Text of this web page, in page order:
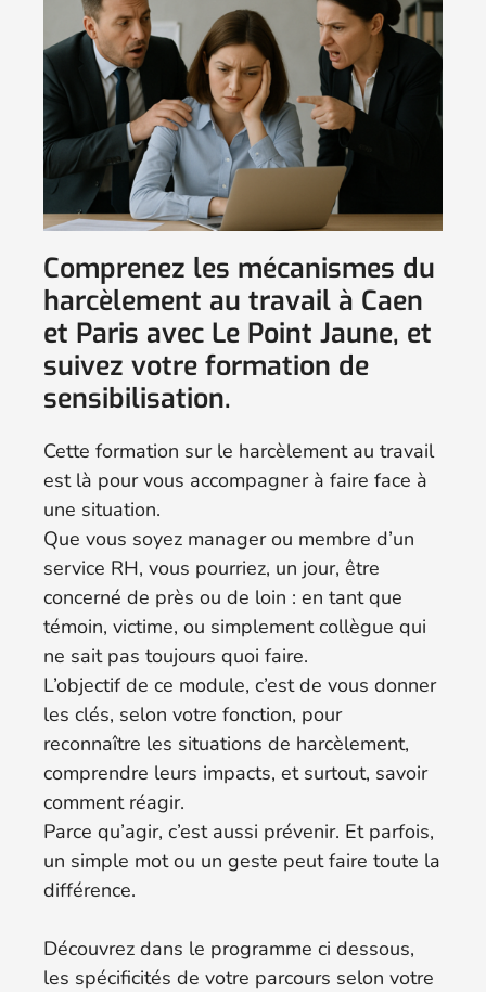
Comprenez les mécanismes du
harcèlement au travail à Caen
et Paris avec Le Point Jaune, et
suivez votre formation de
sensibilisation.
Cette formation sur le harcèlement au travail
est là pour vous accompagner à faire face à
une situation.
Que vous soyez manager ou membre d’un
service RH, vous pourriez, un jour, être
concerné de près ou de loin : en tant que
témoin, victime, ou simplement collègue qui
ne sait pas toujours quoi faire.
L’objectif de ce module, c’est de vous donner
les clés, selon votre fonction, pour
reconnaître les situations de harcèlement,
comprendre leurs impacts, et surtout, savoir
comment réagir.
Parce qu’agir, c’est aussi prévenir. Et parfois,
un simple mot ou un geste peut faire toute la
différence.
Découvrez dans le programme ci dessous,
les spécificités de votre parcours selon votre